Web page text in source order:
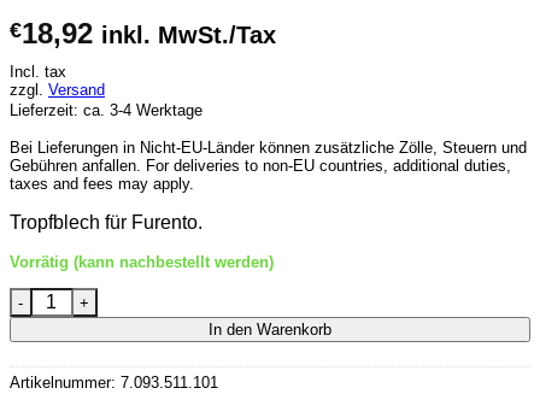
€18,92 inkl. MwSt./Tax
Incl. tax
zzgl. Versand
Lieferzeit: ca. 3-4 Werktage
Bei Lieferungen in Nicht-EU-Länder können zusätzliche Zölle, Steuern und
Gebühren anfallen. For deliveries to non-EU countries, additional duties,
taxes and fees may apply.
Tropfblech für Furento.
Vorrätig (kann nachbestellt werden)
Bonamat Tropfblech für Furento Menge
In den Warenkorb
Artikelnummer: 7.093.511.101